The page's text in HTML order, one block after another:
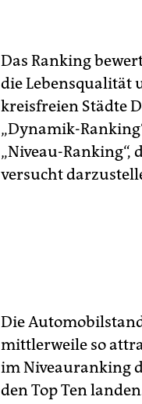
Das Ranking
die Lebensqualität
kreisfreien Städte
„Dynamik-
„Niveau-Ranking“,
versucht
Die
mittlerweile so
im Niveauranking
den Top Ten